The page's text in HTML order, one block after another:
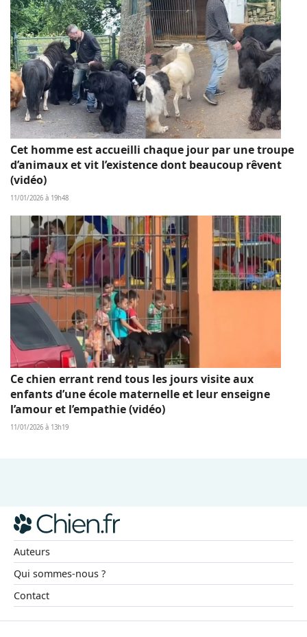
Cet homme est accueilli chaque jour par une troupe
d’animaux et vit l’existence dont beaucoup rêvent
(vidéo)
11/01/2026 à 19h48
Ce chien errant rend tous les jours visite aux
enfants d’une école maternelle et leur enseigne
l’amour et l’empathie (vidéo)
11/01/2026 à 13h19
Auteurs
Qui sommes-nous ?
Contact